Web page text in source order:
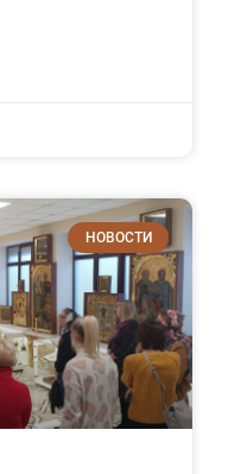
НОВОСТИ